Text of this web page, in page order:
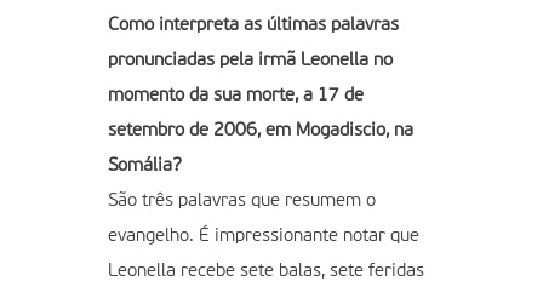
Como interpreta as últimas palavras
pronunciadas pela irmã Leonella no
momento da sua morte, a 17 de
setembro de 2006, em Mogadiscio, na
Somália?
São três palavras que resumem o
evangelho. É impressionante notar que
Leonella recebe sete balas, sete feridas